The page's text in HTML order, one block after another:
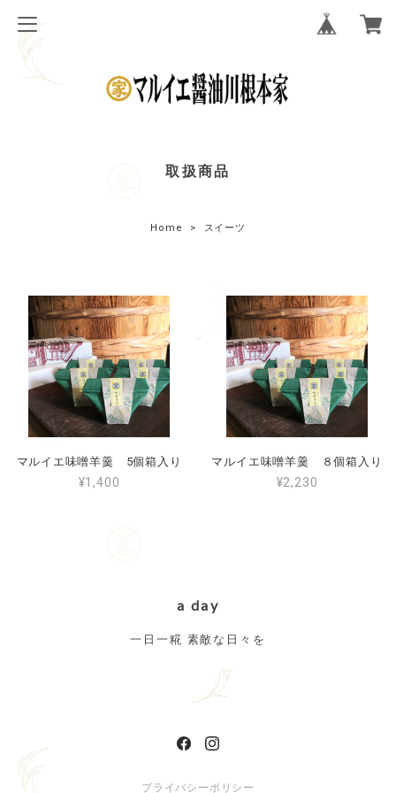
取扱商品
Home スイーツ
マルイエ味噌羊羹 5個箱入り
¥1,400
マルイエ味噌羊羹 ８個箱入り
¥2,230
a day
一日一糀 素敵な日々を
プライバシーポリシー